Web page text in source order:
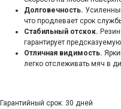
Долговечность.
что продлевает срок
Стабильный отскок.
гарантирует
Отличная видимость.
легко отслеживать мяч в
Гарантийный срок: 30 дней